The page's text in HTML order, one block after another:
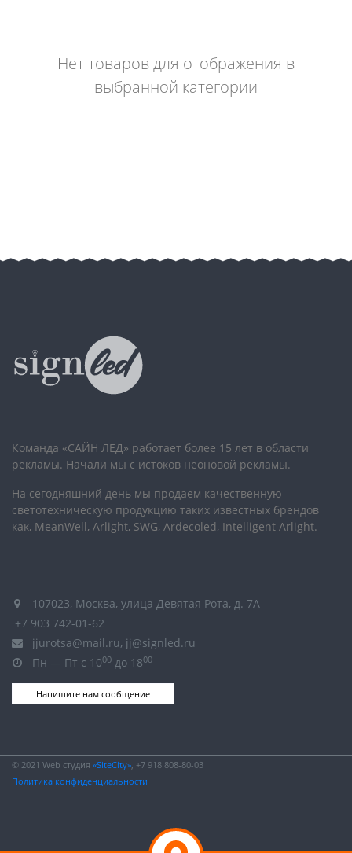
Нет товаров для отображения в
выбранной категории
Команда «САЙН ЛЕД» работает более 15 лет в области
рекламы. Начали мы с истоков неоновой рекламы.
На сегодняшний день мы продаем качественную
светотехническую продукцию таких известных брендов
как, MeanWell, Arlight, SWG, Ardecoled, Intelligent Arlight.
107023, Москва, улица Девятая Рота, д. 7А
+7 903 742-01-62
jjurotsa@mail.ru, jj@signled.ru
Пн — Пт с 1000 до 1800
Напишите нам сообщение
© 2021 Web студия «SiteCity», +7 918 808-80-03
Политика конфиденциальности